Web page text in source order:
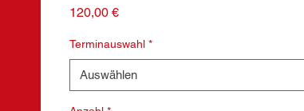
120,00 €Preis
Terminauswahl *
Auswählen